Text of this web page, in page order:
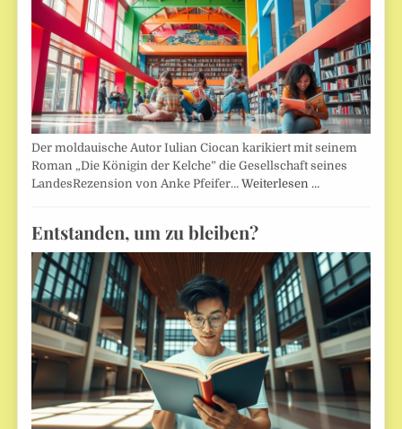
Der moldauische Autor Iulian Ciocan karikiert mit seinem
Roman „Die Königin der Kelche” die Gesellschaft seines
LandesRezension von Anke Pfeifer…Weiterlesen …
Entstanden, um zu bleiben?